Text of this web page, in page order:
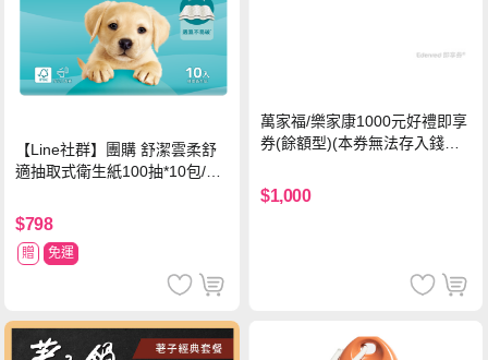
【Line社群】團購 舒潔雲柔舒
適抽取式衛生紙100抽*10包/6
$798
贈 免運
萬家福/樂家康1000元好禮即享
券(餘額型)(本券無法存入錢包
$1,000